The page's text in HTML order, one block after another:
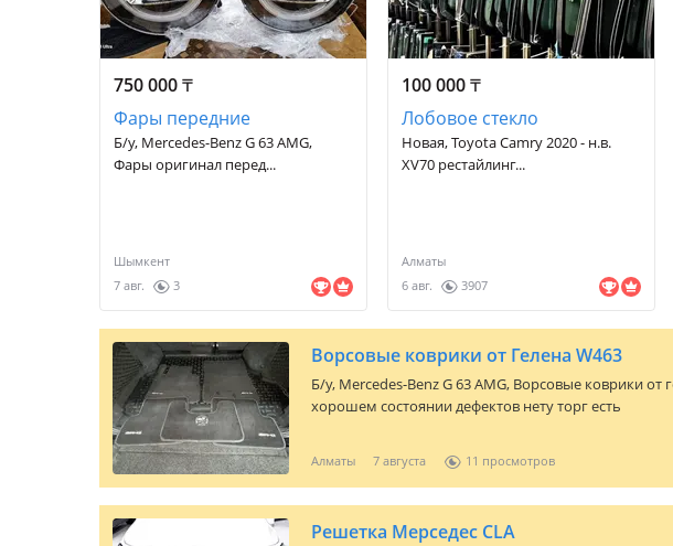
750 000₸
Фары передние
Б/у, Mercedes-Benz G 63 AMG,
Фары оригинал перед...
Шымкент
7 авг.
3
100 000₸
Лобовое стекло
Новая, Toyota Camry 2020 - н.в.
XV70 рестайлинг...
Алматы
6 авг.
3907
Ворсовые коврики от Гелена W463
Б/y, Mercedes-Benz G 63 AMG, Ворсовые коврики от
хорошем состоянии дефектов нету торг есть
Алматы 7 августа 11
Решетка Мерседес CLA